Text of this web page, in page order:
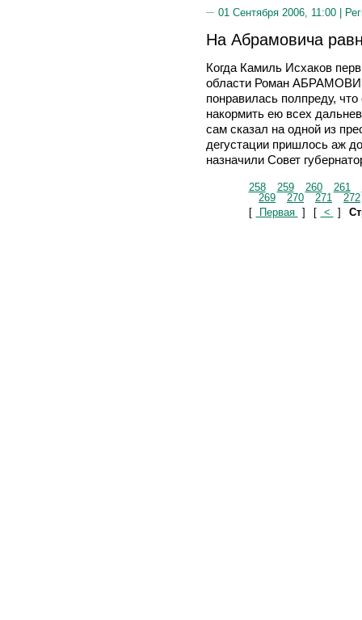
01 Сентября 2006, 11:00 |
На Абрамовича
Когда Камиль Исхаков
области Роман
понравилась полпреду,
накормить ею всех
сам сказал на одной из
дегустации пришлось аж
назначили Совет
258 259 260 261
269
270 271
272
[
Первая ] [ < ]